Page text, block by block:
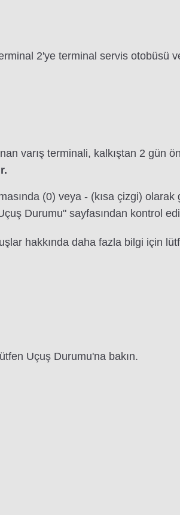
2'ye terminal servis otobüsü
varış terminali, kalkıştan 2 gün
(0) veya - (kısa çizgi) olarak
Durumu" sayfasından kontrol
hakkında daha fazla bilgi için
Uçuş Durumu'na bakın.